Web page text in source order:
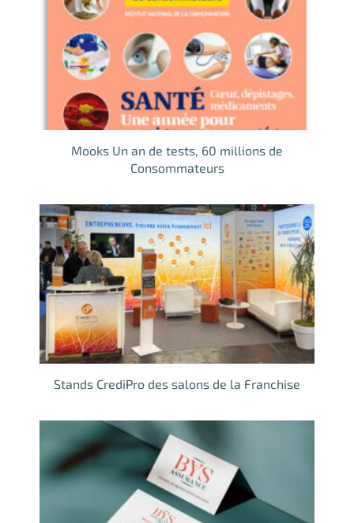
Mooks Un an de tests, 60 millions de
Consommateurs
Stands CrediPro des salons de la Franchise